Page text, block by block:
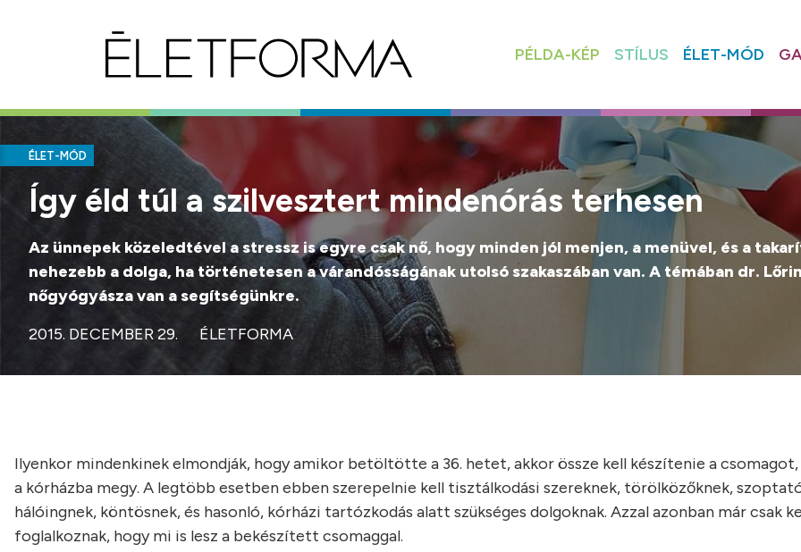
PÉLDA-KÉP STÍLUS ÉLET-MÓD
ÉLET-MÓD
Így éld túl a szilvesztert mindenórás terhesen
Az ünnepek közeledtével a stressz is egyre csak nő, hogy minden jól menjen, a menüvel, és a
nehezebb a dolga, ha történetesen a várandósságának utolsó szakaszában van. A témában dr.
nőgyógyásza van a segítségünkre.
2015. DECEMBER 29.
ÉLETFORMA
Ilyenkor mindenkinek elmondják, hogy amikor betöltötte a 36. hetet, akkor össze kell készítenie a
a kórházba megy. A legtöbb esetben ebben szerepelnie kell tisztálkodási szereknek, törölközőknek,
hálóingnek, köntösnek, és hasonló, kórházi tartózkodás alatt szükséges dolgoknak. Azzal azonban már csak
foglalkoznak, hogy mi is lesz a bekészített csomaggal.